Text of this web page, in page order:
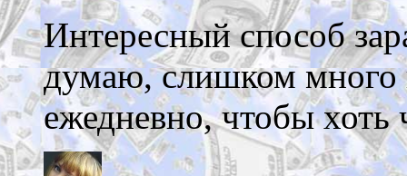
Интересный способ
думаю, слишком много
ежедневно, чтобы хоть